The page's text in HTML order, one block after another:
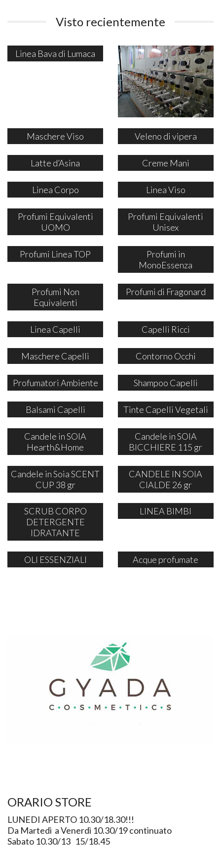
Visto recientemente
Linea Bava di Lumaca
Maschere Viso Veleno di vipera
Latte d’Asina Creme Mani
Linea Corpo Linea Viso
Profumi Equivalenti
UOMO
Profumi Equivalenti
Unisex
Profumi Linea TOP
Profumi in
MonoEssenza
Profumi Non
Equivalenti
Profumi di Fragonard
Linea Capelli Capelli Ricci
Maschere Capelli Contorno Occhi
Profumatori Ambiente Shampoo Capelli
Balsami Capelli Tinte Capelli Vegetali
Candele in SOIA
Hearth&Home
Candele in SOIA
BICCHIERE 115 gr
Candele in Soia SCENT
CUP 38 gr
CANDELE IN SOIA
CIALDE 26 gr
SCRUB CORPO
DETERGENTE
IDRATANTE
LINEA BIMBI
OLI ESSENZIALI Acque profumate
ORARIO STORE
LUNEDI APERTO 10.30/18.30!!!
Da Martedì a Venerdì 10.30/19 continuato
Sabato 10.30/13 15/18.45